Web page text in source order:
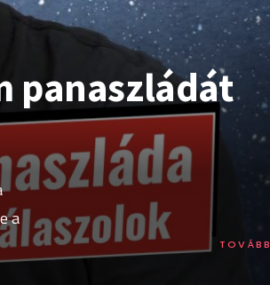
panaszládát
a
TOVÁBB